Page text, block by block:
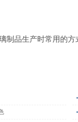
制品生产时常用的方